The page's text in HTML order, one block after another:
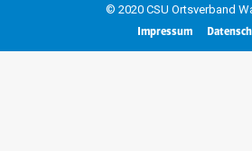
© 2020 CSU Ortsverband
Impressum